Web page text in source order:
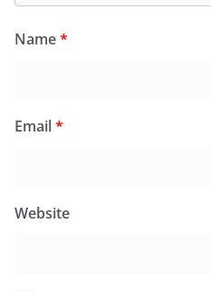
Name*
Email*
Website